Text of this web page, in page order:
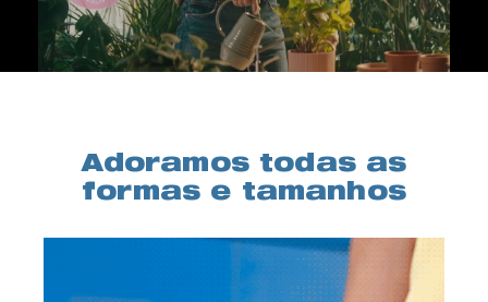
Adoramos todas as
formas e tamanhos